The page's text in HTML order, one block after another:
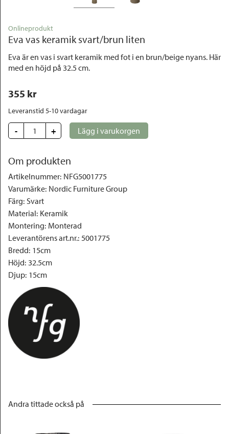
Onlineprodukt
Eva vas keramik svart/brun liten
Eva är en vas i svart keramik med fot i en brun/beige nyans. Här
med en höjd på 32.5 cm.
355 kr
Leveranstid 5-10 vardagar
- + Lägg i varukorgen
Om produkten
Artikelnummer: NFG5001775
Varumärke: Nordic Furniture Group
Färg: Svart
Material: Keramik
Montering: Monterad
Leverantörens art.nr.: 5001775
Bredd: 15cm
Höjd: 32.5cm
Djup: 15cm
Andra tittade också på